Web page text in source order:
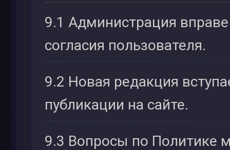
9.1 Администрация
согласия пользователя.
9.2 Новая редакция
публикации на сайте.
9.3 Вопросы по Политике